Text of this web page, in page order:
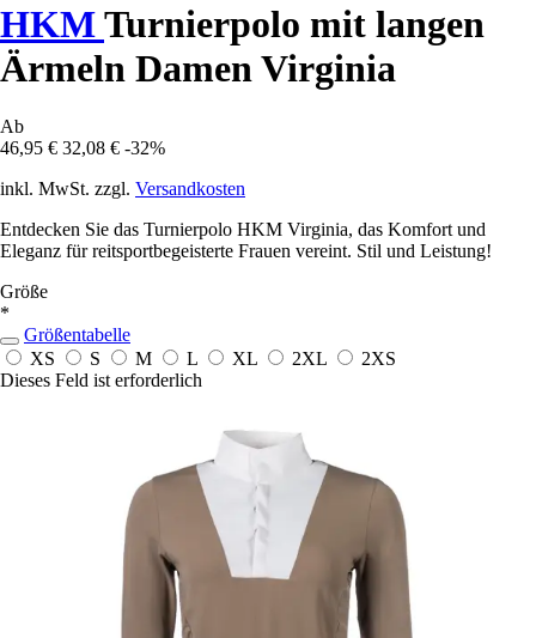
HKMTurnierpolo mit langen
Ärmeln Damen Virginia
Ab
46,95 € 32,08 € -32%
inkl. MwSt. zzgl. Versandkosten
Entdecken Sie das Turnierpolo HKM Virginia, das Komfort und
Eleganz für reitsportbegeisterte Frauen vereint. Stil und Leistung!
Größe
*
Größentabelle
XS
S M L XL 2XL
2XS
Dieses Feld ist erforderlich